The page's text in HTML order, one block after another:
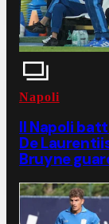
Napoli
Il Napoli
De
Bruyne